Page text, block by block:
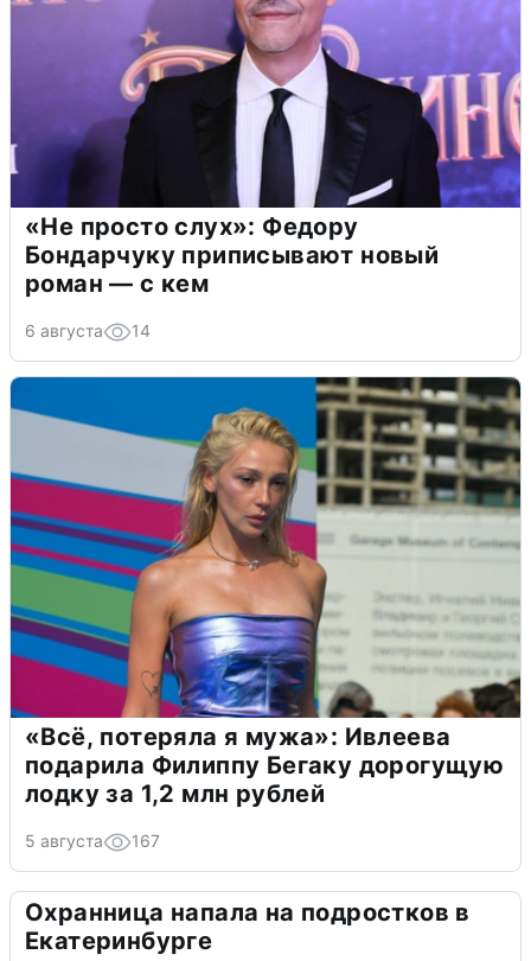
«Не просто слух»: Федору
Бондарчуку приписывают новый
роман — с кем
6 августа 14
«Всё, потеряла я мужа»: Ивлеева
подарила Филиппу Бегаку дорогущую
лодку за 1,2 млн рублей
5 августа 167
Охранница напала на подростков в
Екатеринбурге